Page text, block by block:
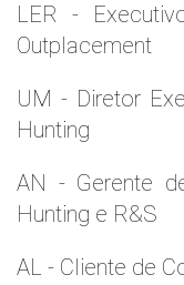
LER -
Outplacement
UM - Diretor
Hunting
AN - Gerente
Hunting e R&S
AL - Cliente de